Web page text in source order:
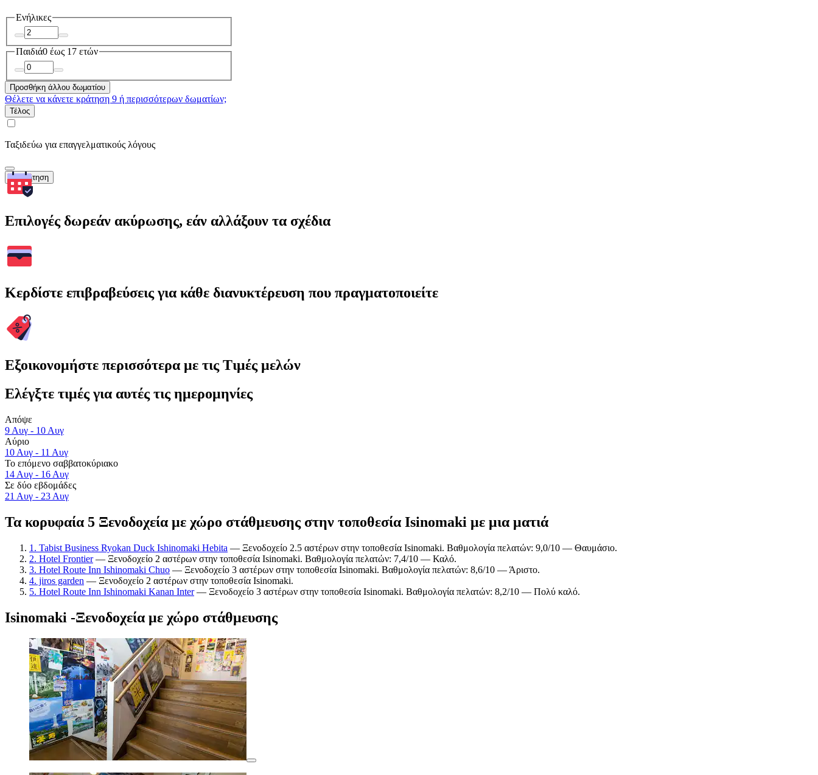
Ενήλικες
Παιδιά0 έως 17 ετών
Προσθήκη άλλου δωματίου
Θέλετε να κάνετε κράτηση 9 ή περισσότερων δωματίων;
Τέλος
Ταξιδεύω για επαγγελματικούς λόγους
Αναζήτηση
Επιλογές δωρεάν ακύρωσης, εάν αλλάξουν τα σχέδια
Κερδίστε επιβραβεύσεις για κάθε διανυκτέρευση που πραγματοποιείτε
Εξοικονομήστε περισσότερα με τις Τιμές μελών
Ελέγξτε τιμές για αυτές τις ημερομηνίες
Απόψε
9 Αυγ - 10 Αυγ
Αύριο
10 Αυγ - 11 Αυγ
Το επόμενο σαββατοκύριακο
14 Αυγ - 16 Αυγ
Σε δύο εβδομάδες
21 Αυγ - 23 Αυγ
Τα κορυφαία 5 Ξενοδοχεία με χώρο στάθμευσης στην τοποθεσία Isinomaki με μια ματιά
1. Tabist Business Ryokan Duck Ishinomaki Hebita — Ξενοδοχείο 2.5 αστέρων στην τοποθεσία Isinomaki. Βαθμολογία πελατών: 9,0/10 — Θαυμάσιο.
2. Hotel Frontier— Ξενοδοχείο 2 αστέρων στην τοποθεσία Isinomaki. Βαθμολογία πελατών: 7,4/10 — Καλό.
3. Hotel Route Inn Ishinomaki Chuo — Ξενοδοχείο 3 αστέρων στην τοποθεσία Isinomaki. Βαθμολογία πελατών: 8,6/10 — Άριστο.
4. jiros garden — Ξενοδοχείο 2 αστέρων στην τοποθεσία Isinomaki.
5. Hotel Route Inn Ishinomaki Kanan Inter— Ξενοδοχείο 3 αστέρων στην τοποθεσία Isinomaki. Βαθμολογία πελατών: 8,2/10 — Πολύ καλό.
Isinomaki -Ξενοδοχεία με χώρο στάθμευσης